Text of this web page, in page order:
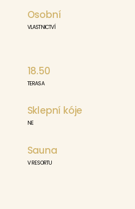
Osobní
VLASTNICTVÍ
18.50
TERASA
Sklepní kóje
NE
Sauna
V RESORTU